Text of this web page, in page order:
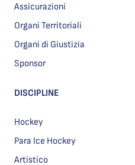
Assicurazioni
Organi Territoriali
Organi di Giustizia
Sponsor
DISCIPLINE
Hockey
Para Ice Hockey
Artistico